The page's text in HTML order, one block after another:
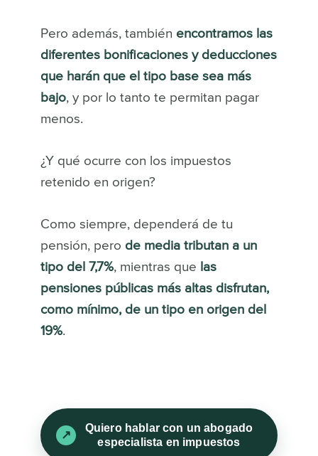
Pero además, también encontramos las
diferentes bonificaciones y deducciones
que harán que el tipo base sea más
bajo, y por lo tanto te permitan pagar
menos.
¿Y qué ocurre con los impuestos
retenido en origen?
Como siempre, dependerá de tu
pensión, pero de media tributan a un
tipo del 7,7%, mientras que las
pensiones públicas más altas disfrutan,
como mínimo, de un tipo en origen del
19%.
Quiero hablar con un abogado
especialista en impuestos